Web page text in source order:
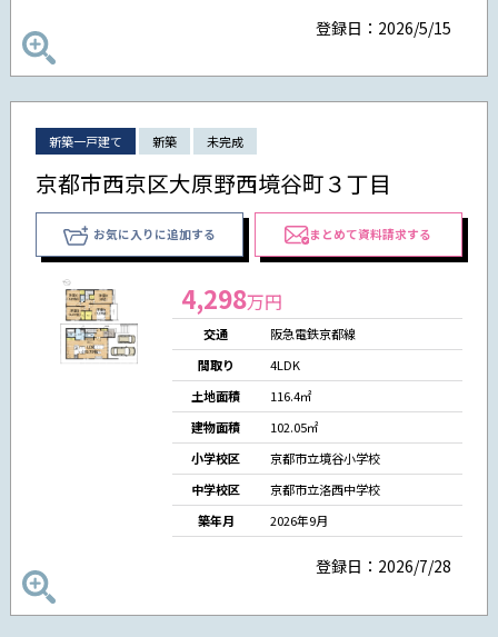
登録日：2026/5/15
新築一戸建て 新築 未完成
京都市西京区大原野西境谷町３丁目
お気に入りに追加する まとめて資料請求する
4,298万円
交通
阪急電鉄京都線
間取り
4LDK
土地面積
116.4㎡
建物面積
102.05㎡
小学校区
京都市立境谷小学校
中学校区
京都市立洛西中学校
築年月
2026年9月
登録日：2026/7/28